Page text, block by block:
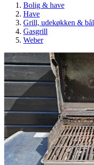
Bolig & have
Have
Grill, udekøkken & bål
Gasgrill
Weber